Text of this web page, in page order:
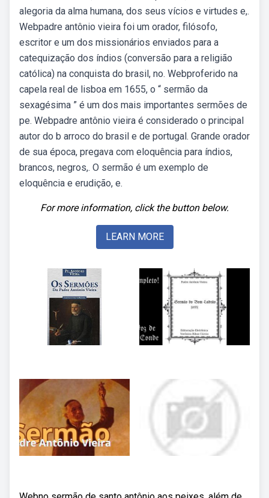
alegoria da alma humana, dos seus vícios e virtudes e,.
Webpadre antônio vieira foi um orador, filósofo,
escritor e um dos missionários enviados para a
catequização dos índios (conversão para a religião
católica) na conquista do brasil, no. Webproferido na
capela real de lisboa em 1655, o “ sermão da
sexagésima ” é um dos mais importantes sermões de
pe. Webpadre antônio vieira é considerado o principal
autor do b arroco do brasil e de portugal. Grande orador
de sua época, pregava com eloquência para índios,
brancos, negros,. O sermão é um exemplo de
eloquência e erudição, e.
For more information, click the button below.
LEARN MORE